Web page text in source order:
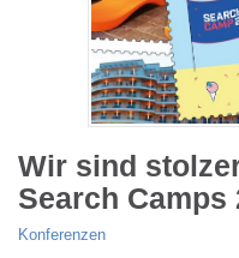
Wir sind
Search Camps
Konferenzen